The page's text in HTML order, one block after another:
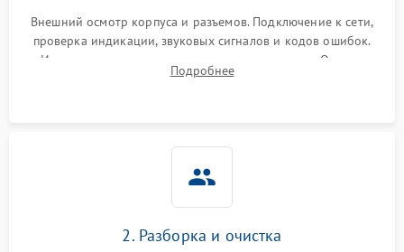
Внешний осмотр корпуса и разъемов. Подключение к сети,
проверка индикации, звуковых сигналов и кодов ошибок.
Измерение входного и выходного напряжения. Оценка
реакции ИБП на отключение основного питания без
Подробнее
2. Разборка и очистка